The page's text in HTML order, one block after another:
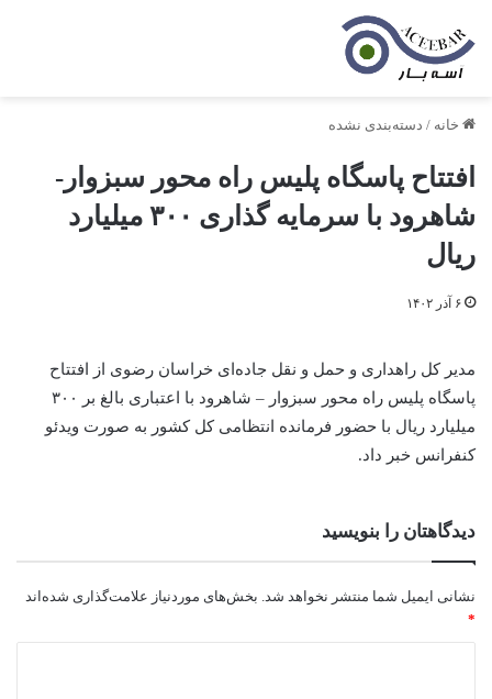
خانه / دسته‌بندی نشده
افتتاح پاسگاه پلیس راه محور سبزوار-
شاهرود با سرمایه گذاری ۳۰۰ میلیارد
ریال
۶ آذر ۱۴۰۲
مدیر کل راهداری و حمل و نقل جاده‌ای خراسان رضوی از افتتاح
پاسگاه پلیس راه محور سبزوار – شاهرود با اعتباری بالغ بر ۳۰۰
میلیارد ریال با حضور فرمانده انتظامی کل کشور به صورت ویدئو
کنفرانس خبر داد.
دیدگاهتان را بنویسید
نشانی ایمیل شما منتشر نخواهد شد. بخش‌های موردنیاز علامت‌گذاری شده‌اند
*